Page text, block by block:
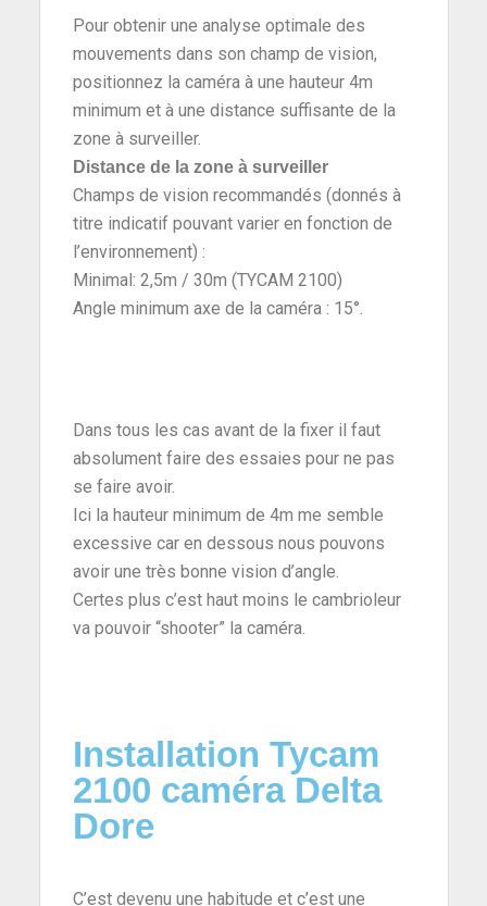
Pour obtenir une analyse optimale des
mouvements dans son champ de vision,
positionnez la caméra à une hauteur 4m
minimum et à une distance suffisante de la
zone à surveiller.
Distance de la zone à surveiller
Champs de vision recommandés (donnés à
titre indicatif pouvant varier en fonction de
l’environnement) :
Minimal: 2,5m / 30m (TYCAM 2100)
Angle minimum axe de la caméra : 15°.
Dans tous les cas avant de la fixer il faut
absolument faire des essaies pour ne pas
se faire avoir.
Ici la hauteur minimum de 4m me semble
excessive car en dessous nous pouvons
avoir une très bonne vision d’angle.
Certes plus c’est haut moins le cambrioleur
va pouvoir “shooter” la caméra.
Installation Tycam
2100 caméra Delta
Dore
C’est devenu une habitude et c’est une